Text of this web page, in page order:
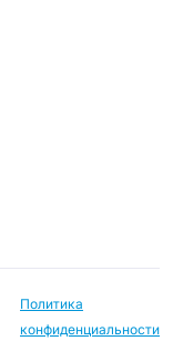
Политика
конфиденциальности